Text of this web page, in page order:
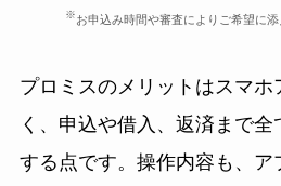
※お申込み時間や審査によりご希望に添
プロミスのメリットはスマホ
く、申込や借入、返済まで
する点です。操作内容も、ア